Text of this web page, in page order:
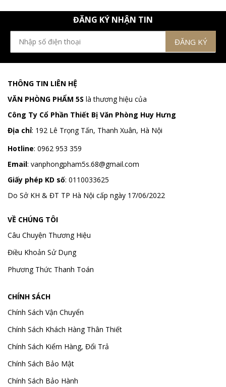
ĐĂNG KÝ NHẬN TIN
THÔNG TIN LIÊN HỆ
VĂN PHÒNG PHẨM 5S là thương hiệu của
Công Ty Cổ Phần Thiết Bị Văn Phòng Huy Hưng
Địa chỉ: 192 Lê Trọng Tấn, Thanh Xuân, Hà Nội
Hotline: 0962 953 359
Email: vanphongpham5s.68@gmail.com
Giấy phép KD số: 0110033625
Do Sở KH & ĐT TP Hà Nội cấp ngày 17/06/2022
VỀ CHÚNG TÔI
Câu Chuyện Thương Hiệu
Điều Khoản Sử Dụng
Phương Thức Thanh Toán
CHÍNH SÁCH
Chính Sách Vận Chuyển
Chính Sách Khách Hàng Thân Thiết
Chính Sách Kiểm Hàng, Đổi Trả
Chính Sách Bảo Mật
Chính Sách Bảo Hành